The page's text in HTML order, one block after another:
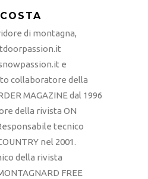
di montagna,
e
collaboratore della
MAGAZINE dal 1996
della rivista ON
tecnico
nel 2001.
della rivista
FREE